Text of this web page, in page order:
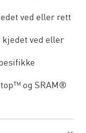
ved eller rett
ved eller
og SRAM®